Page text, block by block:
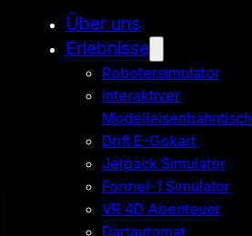
Über uns
Erlebnisse
Robotersimulator
Interaktiver
Modelleisenbahntisch
Drift E-Gokart
Jetpack Simulator
Formel-1 Simulator
VR 4D Abenteuer
Dartautomat